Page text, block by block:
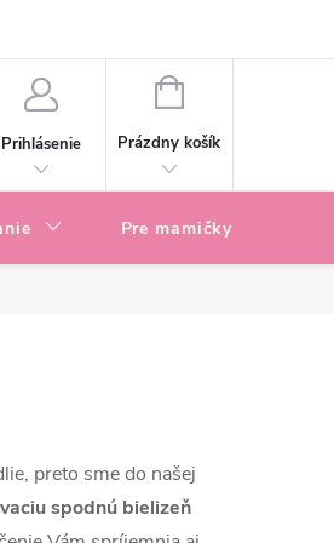
Prihlásenie
NÁKUPNÝ
Prázdny košík
Pre mamičky
preto sme do našej
spodnú bielizeň